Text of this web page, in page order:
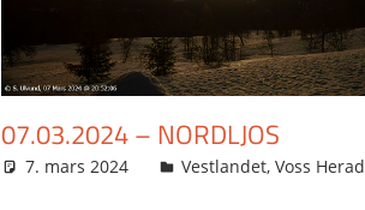
07.03.2024 – NORDLJOS
7. mars 2024 Svein
Vestlandet,Voss Herad